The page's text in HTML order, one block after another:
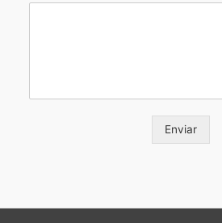
Enviar